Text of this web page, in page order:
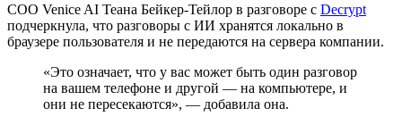
COO Venice AI Теана Бейкер-Тейлор в разговоре с Decrypt
подчеркнула, что разговоры с ИИ хранятся локально в
браузере пользователя и не передаются на сервера компании.
«Это означает, что у вас может быть один разговор
на вашем телефоне и другой — на компьютере, и
они не пересекаются», — добавила она.